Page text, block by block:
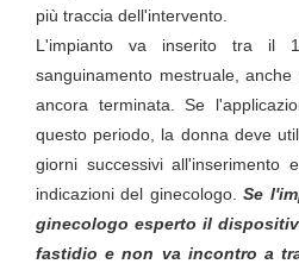
più traccia dell'intervento.
L'impianto va inserito tra il
sanguinamento mestruale, anche
ancora terminata. Se
questo periodo, la donna deve
giorni successivi all'inserimento
indicazioni del ginecologo.Se
ginecologo esperto il
fastidio e non va incontro a